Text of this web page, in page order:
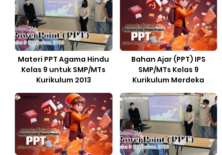
Materi PPT Agama Hindu
Kelas 9 untuk SMP/MTs
Kurikulum 2013
Bahan Ajar (PPT) IPS
SMP/MTs Kelas 9
Kurikulum Merdeka